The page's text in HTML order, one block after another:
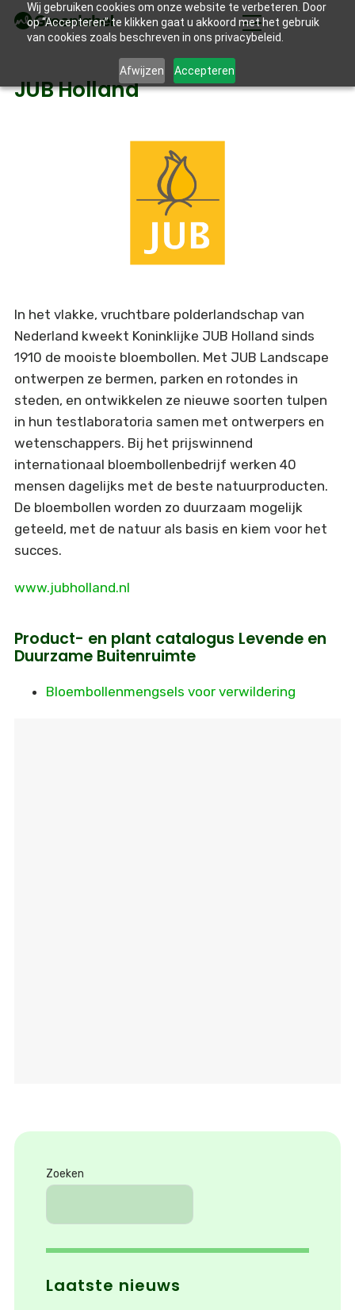
Wij gebruiken cookies om onze website te verbeteren. Door
op “Accepteren” te klikken gaat u akkoord met het gebruik
van cookies zoals beschreven in ons privacybeleid.
Afwijzen Accepteren
JUB Holland
In het vlakke, vruchtbare polderlandschap van
Nederland kweekt Koninklijke JUB Holland sinds
1910 de mooiste bloembollen. Met JUB Landscape
ontwerpen ze bermen, parken en rotondes in
steden, en ontwikkelen ze nieuwe soorten tulpen
in hun testlaboratoria samen met ontwerpers en
wetenschappers. Bij het prijswinnend
internationaal bloembollenbedrijf werken 40
mensen dagelijks met de beste natuurproducten.
De bloembollen worden zo duurzaam mogelijk
geteeld, met de natuur als basis en kiem voor het
succes.
www.jubholland.nl
Product- en plant catalogus Levende en
Duurzame Buitenruimte
Bloembollenmengsels voor verwildering
Zoeken
Laatste nieuws